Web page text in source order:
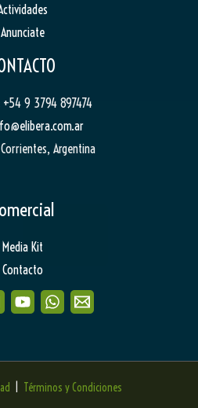
Anunciate
+54 9 3794 897474
Corrientes, Argentina
Media Kit
Contacto
Términos y Condiciones